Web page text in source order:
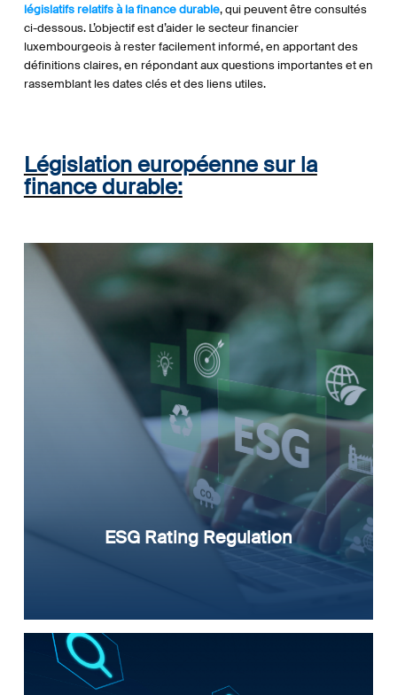
législatifs relatifs à la finance durable, qui peuvent être consultés
ci-dessous. L’objectif est d’aider le secteur financier
luxembourgeois à rester facilement informé, en apportant des
définitions claires, en répondant aux questions importantes et en
rassemblant les dates clés et des liens utiles.
Législation européenne sur la
finance durable:
ESG Rating Regulation